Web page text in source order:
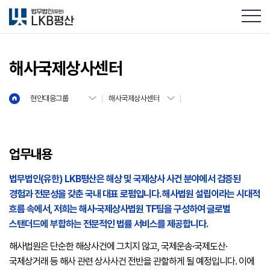
해사국제상사센터
현안대응그룹 해사국제상사센터
업무내용
법무법인(유한) LKB평산은 해상 및 국제상사 사건 분야에서 검증된
경험과 전문성을 갖춘 국내 대표 로펌입니다. 해사법원 설립이라는 시대적
흐름 속에서, 저희는 해사·국제상사법원 TF팀을 구성하여 글로벌
스탠더드에 부합하는 전문적인 법률 서비스를 제공합니다.
해사법원은 단순한 해상사건에 그치지 않고, 국제운송·국제도산·
국제상거래 등 해사 관련 상사사건 전반을 관할하게 될 예정입니다. 이에